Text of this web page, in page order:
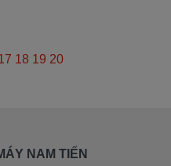
18 19 20
NAM TIẾN